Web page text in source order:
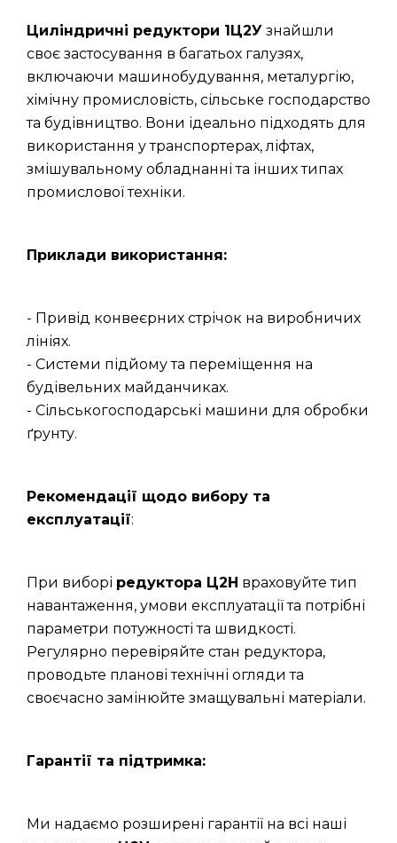
Циліндричні редуктори 1Ц2У знайшли
своє застосування в багатьох галузях,
включаючи машинобудування, металургію,
хімічну промисловість, сільське господарство
та будівництво. Вони ідеально підходять для
використання у транспортерах, ліфтах,
змішувальному обладнанні та інших типах
промислової техніки.
Приклади використання:
- Привід конвеєрних стрічок на виробничих
лініях.
- Системи підйому та переміщення на
будівельних майданчиках.
- Сільськогосподарські машини для обробки
ґрунту.
Рекомендації щодо вибору та
експлуатації:
При виборі редуктора Ц2Н враховуйте тип
навантаження, умови експлуатації та потрібні
параметри потужності та швидкості.
Регулярно перевіряйте стан редуктора,
проводьте планові технічні огляди та
своєчасно замінюйте змащувальні матеріали.
Гарантії та підтримка:
Ми надаємо розширені гарантії на всі наші